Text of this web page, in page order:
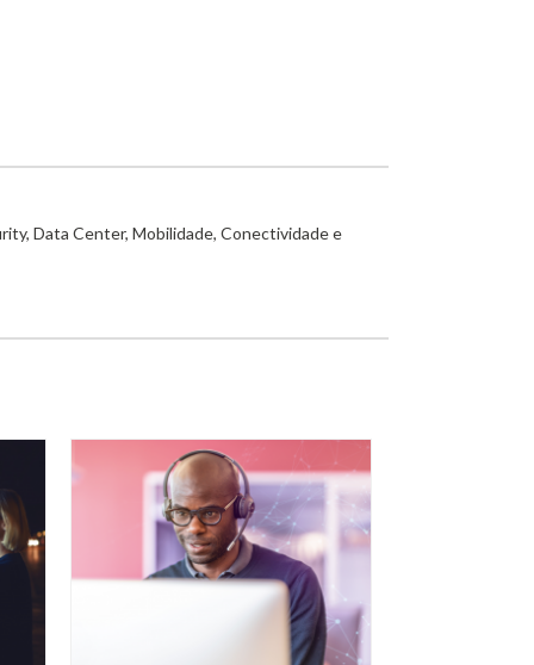
Data Center, Mobilidade, Conectividade e